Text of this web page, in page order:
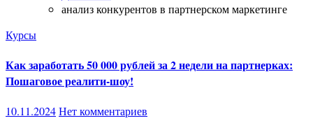
анализ конкурентов в партнерском маркетинге
Курсы
Как заработать 50 000 рублей за 2 недели на партнерках:
Пошаговое реалити-шоу!
10.11.2024Нет комментариев